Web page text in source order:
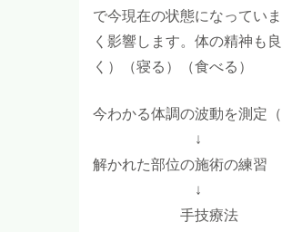
で今現在の状態になってい
く影響します。体の精神も
く）（寝る）（食べる）
今わかる体調の波動を測定（
↓
解かれた部位の施術の練習
↓
手技療法